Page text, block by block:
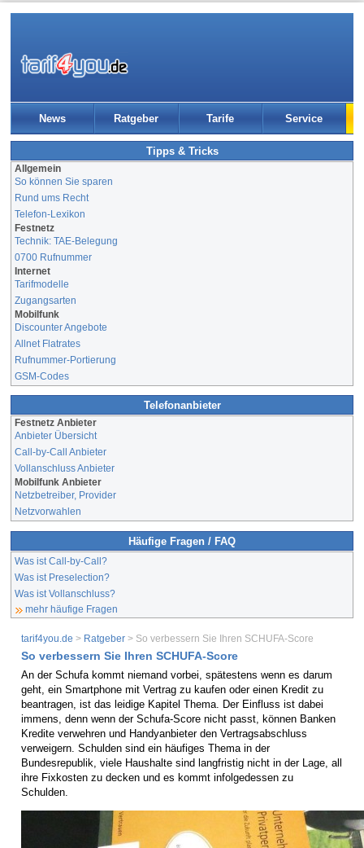
News Ratgeber Tarife Service
Tipps & Tricks
Allgemein
So können Sie sparen
Rund ums Recht
Telefon-Lexikon
Festnetz
Technik: TAE-Belegung
0700 Rufnummer
Internet
Tarifmodelle
Zugangsarten
Mobilfunk
Discounter Angebote
Allnet Flatrates
Rufnummer-Portierung
GSM-Codes
Telefonanbieter
Festnetz Anbieter
Anbieter Übersicht
Call-by-Call Anbieter
Vollanschluss Anbieter
Mobilfunk Anbieter
Netzbetreiber, Provider
Netzvorwahlen
Häufige Fragen / FAQ
Was ist Call-by-Call?
Was ist Preselection?
Was ist Vollanschluss?
mehr häufige Fragen
tarif4you.de > Ratgeber > So verbessern Sie Ihren SCHUFA-Score
So verbessern Sie Ihren SCHUFA-Score
An der Schufa kommt niemand vorbei, spätestens wenn es darum
geht, ein Smartphone mit Vertrag zu kaufen oder einen Kredit zu
beantragen, ist das leidige Kapitel Thema. Der Einfluss ist dabei
immens, denn wenn der Schufa-Score nicht passt, können Banken
Kredite verwehren und Handyanbieter den Vertragsabschluss
verweigern. Schulden sind ein häufiges Thema in der
Bundesrepublik, viele Haushalte sind langfristig nicht in der Lage, all
ihre Fixkosten zu decken und es kommt infolgedessen zu
Schulden.